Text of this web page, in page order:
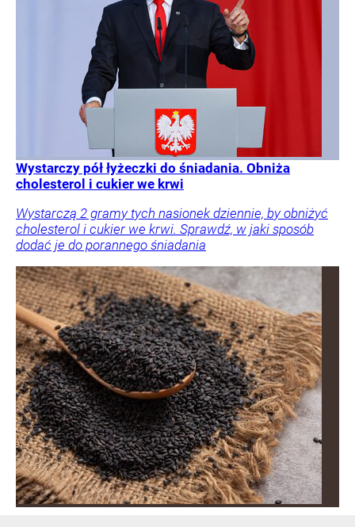
Wystarczy pół łyżeczki do śniadania. Obniża
cholesterol i cukier we krwi
Wystarczą 2 gramy tych nasionek dziennie, by obniżyć
cholesterol i cukier we krwi. Sprawdź, w jaki sposób
dodać je do porannego śniadania